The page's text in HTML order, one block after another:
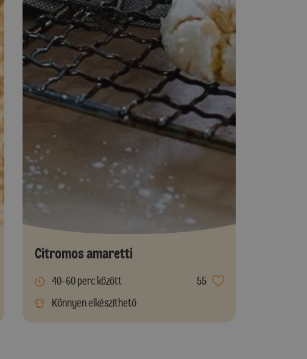
Citromos amaretti
40-60 perc között
55
Könnyen elkészíthető